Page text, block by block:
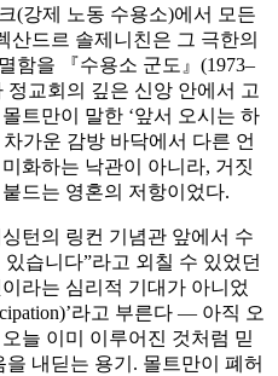
(강제 노동 수용소)에서 모든
산드르 솔제니친은 그 극한의
함을 『수용소 군도』(1973–
정교회의 깊은 신앙 안에서 고
트만이 말한 ‘앞서 오시는 하
가운 감방 바닥에서 다른 언
화하는 낙관이 아니라, 거짓
드는 영혼의 저항이었다.
턴의 링컨 기념관 앞에서 수
습니다”라고 외칠 수 있었던
라는 심리적 기대가 아니었
라고 부른다 — 아직 오
늘 이미 이루어진 것처럼 믿
내딛는 용기. 몰트만이 폐허